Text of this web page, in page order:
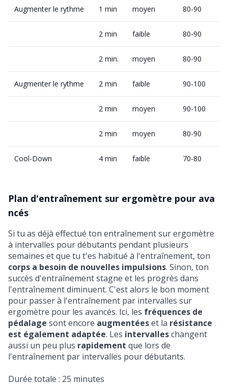
Augmenter le rythme 1 min moyen 80-90
2 min faible 80-90
2 min. moyen 80-90
Augmenter le rythme 2 min faible 90-100
2 min moyen 90-100
2 min moyen 80-90
Cool-Down 4 min faible 70-80
Plan d'entraînement sur ergomètre pour ava
ncés
Si tu as déjà effectué ton entraînement sur ergomètre
à intervalles pour débutants pendant plusieurs
semaines et que tu t'es habitué à l'entraînement, ton
corps a besoin de nouvelles impulsions. Sinon, ton
succès d'entraînement stagne et les progrès dans
l'entraînement diminuent. C'est alors le bon moment
pour passer à l'entraînement par intervalles sur
ergomètre pour les avancés. Ici, les fréquences de
pédalage sont encore augmentéeset la résistance
est également adaptée. Les intervalleschangent
aussi un peu plus rapidement que lors de
l'entraînement par intervalles pour débutants.
Durée totale : 25 minutes